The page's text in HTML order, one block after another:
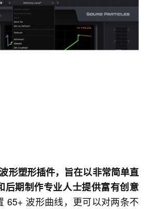
形塑形插件，旨在以非常简单直
后期制作专业人士提供富有创意
65+ 波形曲线，更可以对两条不